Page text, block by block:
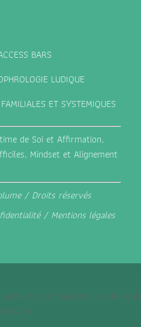
BARS
LUDIQUE
ET SYSTEMIQUES
de Soi et Affirmation,
Mindset et Alignement
/ Droits réservés
/ Mentions légales
du site Facebook ou de
Inc.